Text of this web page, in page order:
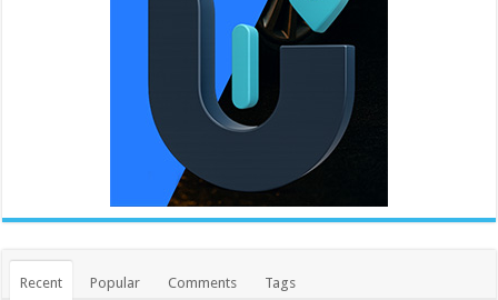
Recent Popular Comments Tags